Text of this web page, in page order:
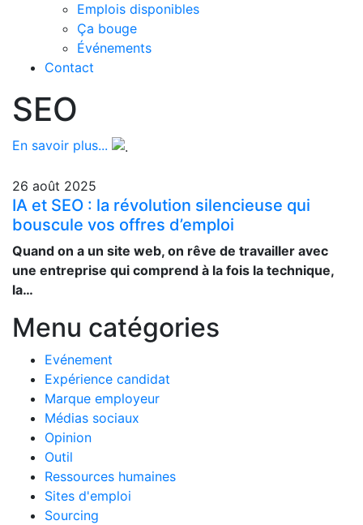
Emplois disponibles
Ça bouge
Événements
Contact
SEO
En savoir plus...
26 août 2025
IA et SEO : la révolution silencieuse qui
bouscule vos offres d’emploi
Quand on a un site web, on rêve de travailler avec
une entreprise qui comprend à la fois la technique,
la…
Menu catégories
Evénement
Expérience candidat
Marque employeur
Médias sociaux
Opinion
Outil
Ressources humaines
Sites d'emploi
Sourcing